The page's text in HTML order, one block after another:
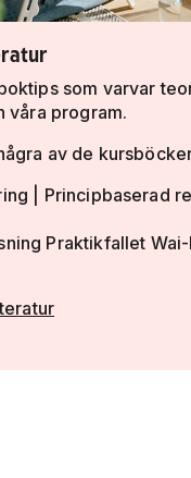
som varvar
våra program.
av de
| Principbaserad
Praktikfallet